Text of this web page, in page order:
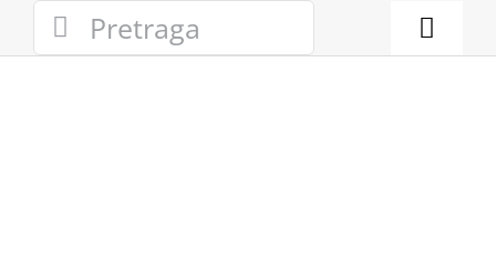
Search
for:
Toggle